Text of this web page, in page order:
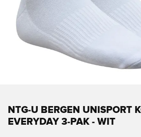
NTG-U BERGEN UNISPORT
EVERYDAY 3-PAK - WIT